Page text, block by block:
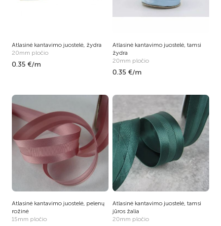
Atlasinė kantavimo juostelė, žydra
20mm pločio
0.35 €/m
Atlasinė kantavimo juostelė, tamsi
žydra
20mm pločio
0.35 €/m
Atlasinė kantavimo juostelė, pelenų
rožinė
15mm pločio
Atlasinė kantavimo juostelė, tamsi
jūros žalia
20mm pločio